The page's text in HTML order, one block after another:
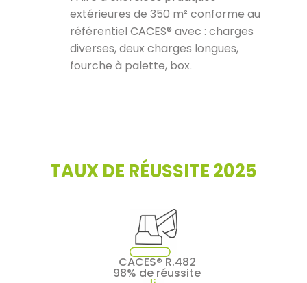
extérieures de 350 m² conforme au
référentiel CACES® avec : charges
diverses, deux charges longues,
fourche à palette, box.
TAUX DE RÉUSSITE 2025
CACES® R.482
98% de réussite